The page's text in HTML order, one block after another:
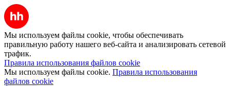
Мы используем файлы cookie, чтобы обеспечивать
правильную работу нашего веб-сайта и анализировать сетевой
трафик.
Правила использования файлов cookie
Мы используем файлы cookie. Правила использования
файлов cookie